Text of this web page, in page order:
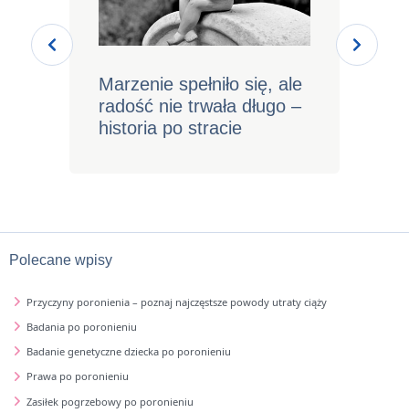
Byłam szczęśliwa…
nosiłam pod sercem
dziecko. Myślę,
Polecane wpisy
Przyczyny poronienia – poznaj najczęstsze powody utraty ciąży
Badania po poronieniu
Badanie genetyczne dziecka po poronieniu
Prawa po poronieniu
Zasiłek pogrzebowy po poronieniu